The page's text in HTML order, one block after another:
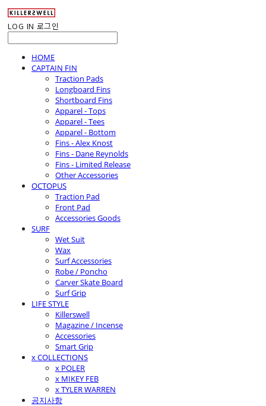
LOG IN 로그인
HOME
CAPTAIN FIN
Traction Pads
Longboard Fins
Shortboard Fins
Apparel - Tops
Apparel - Tees
Apparel - Bottom
Fins - Alex Knost
Fins - Dane Reynolds
Fins - Limited Release
Other Accessories
OCTOPUS
Traction Pad
Front Pad
Accessories Goods
SURF
Wet Suit
Wax
Surf Accessories
Robe / Poncho
Carver Skate Board
Surf Grip
LIFE STYLE
Killerswell
Magazine / Incense
Accessories
Smart Grip
x COLLECTIONS
x POLER
x MIKEY FEB
x TYLER WARREN
공지사항